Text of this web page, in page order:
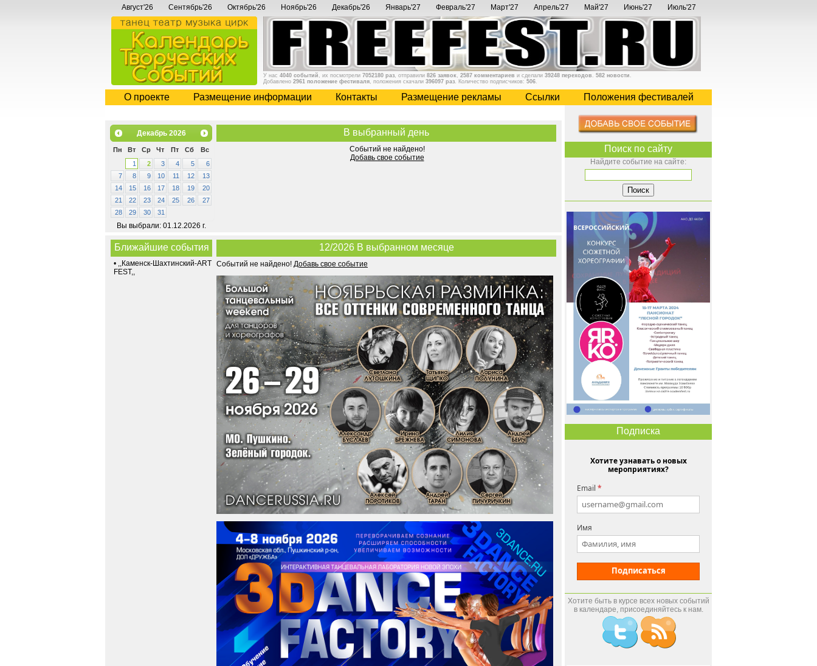
Август'26 Сентябрь'26 Октябрь'26 Ноябрь'26 Декабрь'26 Январь'27 Февраль'27 Март'27 Апрель'27 Май'27 Июнь'27 Июль'27
У нас 4040 событий , их посмотрели 7052180 раз, отправили 826 заявок, 2587 комментариев и сделали 39248 переходов . 582 новости .
Добавлено 2961 положение фестиваля, положения скачали 396097 раз. Количество подписчиков: 506.
О проекте Размещение информации Контакты Размещение рекламы Cсылки Положения фестивалей
Декабрь 2026
Пн Вт Ср Чт Пт Сб
Вс
1
2 3 4 5
6
7
8 9 10 11 12
13
14
15 16 17 18 19
20
21
22 23 24 25 26
27
28
29 30 31
Вы выбрали: 01.12.2026 г.
В выбранный день
Событий не найдено!
Добавь свое событие
Ближайшие события
• ,,Каменск-Шахтинский-ART
FEST,,
12/2026 В выбранном месяце
Событий не найдено! Добавь свое событие
Поиск по сайту
Найдите событие на сайте:
Подписка
Хотите узнавать о новых
мероприятиях?
Email *
Имя
Подписаться
Хотите быть в курсе всех новых событий
в календаре, присоединяйтесь к нам.